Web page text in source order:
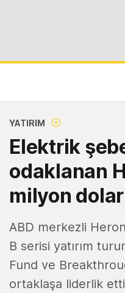
YATIRIM
Elektrik
odaklanan
milyon dolar
ABD merkezli
B serisi yatırım
Fund ve
ortaklaşa liderlik